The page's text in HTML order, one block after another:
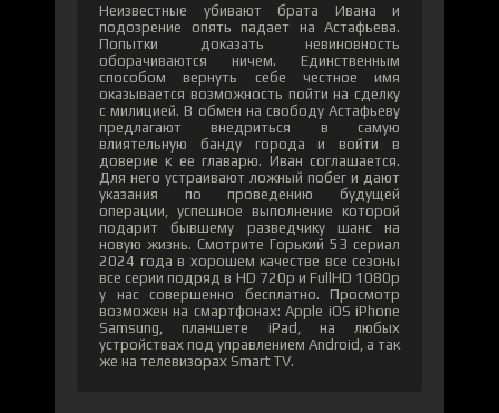
Неизвестные убивают брата Ивана и
подозрение опять падает на Астафьева.
Попытки доказать невиновность
оборачиваются ничем. Единственным
способом вернуть себе честное имя
оказывается возможность пойти на сделку
с милицией. В обмен на свободу Астафьеву
предлагают внедриться в самую
влиятельную банду города и войти в
доверие к ее главарю. Иван соглашается.
Для него устраивают ложный побег и дают
указания по проведению будущей
операции, успешное выполнение которой
подарит бывшему разведчику шанс на
новую жизнь. Смотрите Горький 53 сериал
2024 года в хорошем качестве все сезоны
все серии подряд в HD 720p и FullHD 1080p
у нас совершенно бесплатно. Просмотр
возможен на смартфонах: Apple iOS iPhone
Samsung, планшете iPad, на любых
устройствах под управлением Android, а так
же на телевизорах Smart TV.